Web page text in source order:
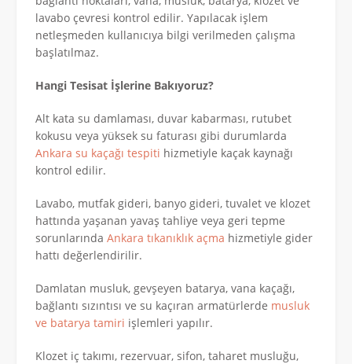
lavabo çevresi kontrol edilir. Yapılacak işlem
netleşmeden kullanıcıya bilgi verilmeden çalışma
başlatılmaz.
Hangi Tesisat İşlerine Bakıyoruz?
Alt kata su damlaması, duvar kabarması, rutubet
kokusu veya yüksek su faturası gibi durumlarda
Ankara su kaçağı tespiti hizmetiyle kaçak kaynağı
kontrol edilir.
Lavabo, mutfak gideri, banyo gideri, tuvalet ve klozet
hattında yaşanan yavaş tahliye veya geri tepme
sorunlarında Ankara tıkanıklık açma hizmetiyle gider
hattı değerlendirilir.
Damlatan musluk, gevşeyen batarya, vana kaçağı,
bağlantı sızıntısı ve su kaçıran armatürlerde musluk
ve batarya tamiri işlemleri yapılır.
Klozet iç takımı, rezervuar, sifon, taharet musluğu,